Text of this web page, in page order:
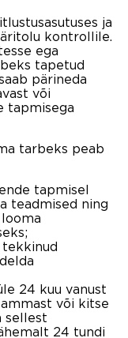
ja
kontrollile.
ega
tapetud
pärineda
või
tapmisega
tarbeks peab
tapmisel
teadmised ning
24 kuu vanust
või kitse
sellest
24 tundi